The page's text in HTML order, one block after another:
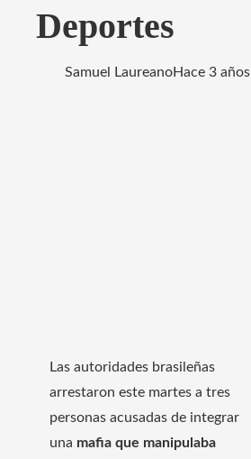
Deportes
Samuel LaureanoHace 3 años
Las autoridades brasileñas
arrestaron este martes a tres
personas acusadas de integrar
una mafia que manipulaba